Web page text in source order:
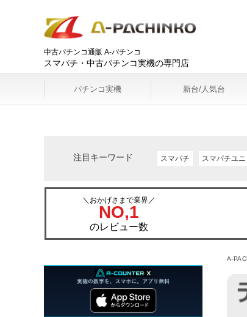
中古パチンコ通販 A-パチンコ
スマパチ・中古パチンコ実機の専門店
パチンコ実機 新台/人気台
注目キーワード スマパチ スマパチユニ
＼おかげさまで業界／
NO,1
のレビュー数
A-